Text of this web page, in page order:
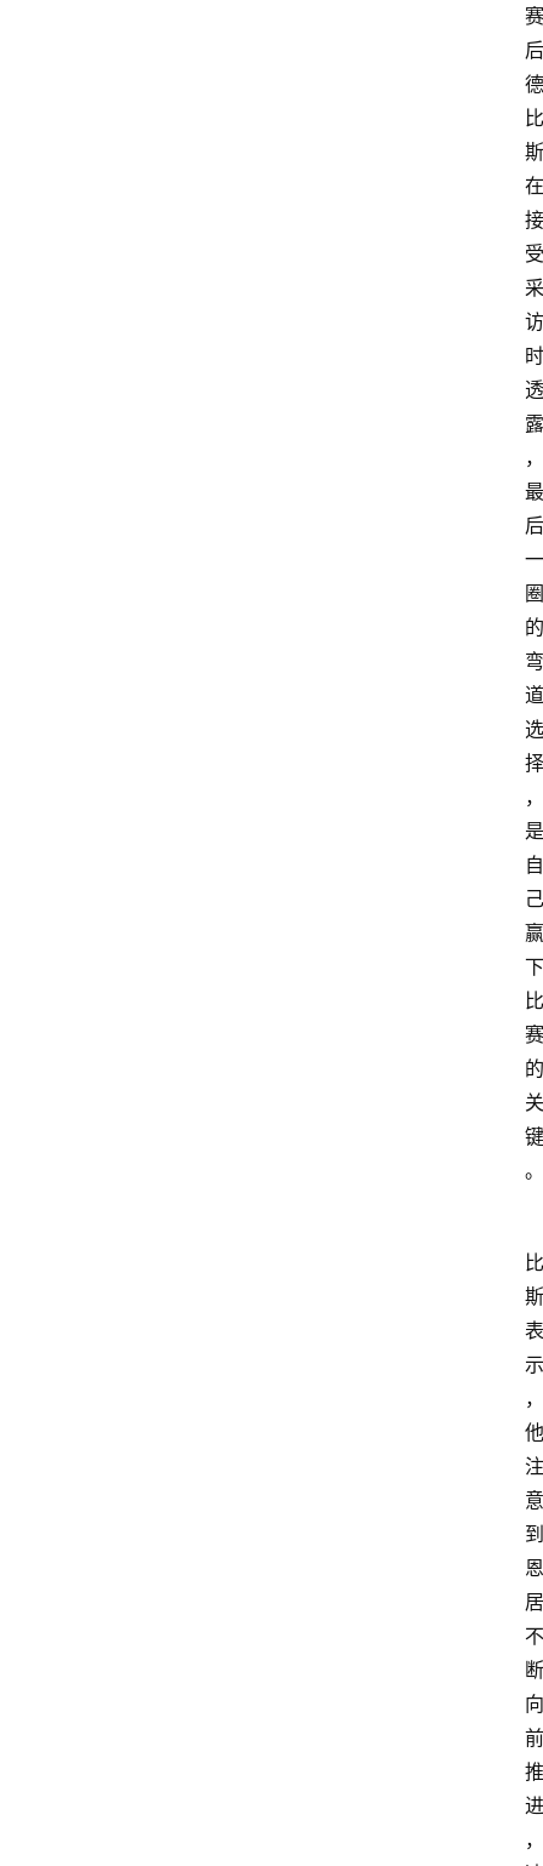
赛
后
德
比
斯
在
接
受
采
访
时
透
露
，
最
后
一
圈
的
弯
道
选
择
，
是
自
己
赢
下
比
赛
的
关
键
。
比
斯
表
示
，
他
注
意
到
恩
居
不
断
向
前
推
进
，